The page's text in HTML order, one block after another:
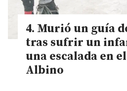
Murió un guía
tras sufrir un
una escalada en
Albino